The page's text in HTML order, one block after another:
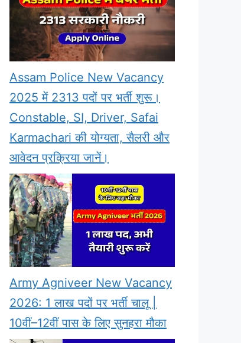
Assam Police New Vacancy
2025 में 2313 पदों पर भर्ती शुरू।
Constable, SI, Driver, Safai
Karmachari की योग्यता, सैलरी और
आवेदन प्रक्रिया जानें।
Army Agniveer New Vacancy
2026: 1 लाख पदों पर भर्ती चालू |
10वीं–12वीं पास के लिए सुनहरा मौका